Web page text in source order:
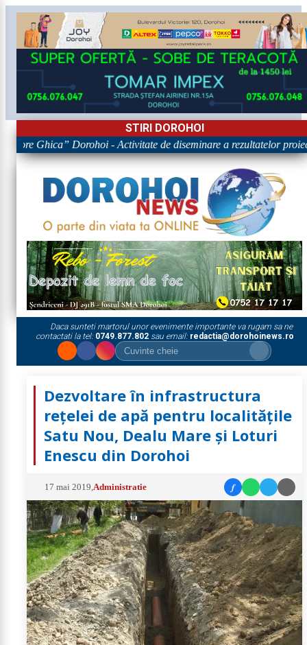
STIRI DOROHOI
Ghica” Dorohoi - Activitate de diseminare a rezultatelor
Daca sunteti martorul unor evenimente importante va rugam sa ne
contactati la tel: 0749.877.802sau email: redactia@dorohoinews.ro
Dezvoltare în infrastructura
rețelei de apă pentru localitățile
Satu Nou, Dealu Mare și Loturi
Enescu din Dorohoi
17 mai 2019 Administratie f